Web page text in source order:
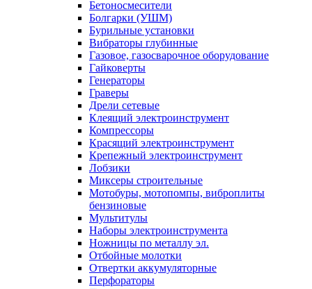
Бетоносмесители
Болгарки (УШМ)
Бурильные установки
Вибраторы глубинные
Газовое, газосварочное оборудование
Гайковерты
Генераторы
Граверы
Дрели сетевые
Клеящий электроинструмент
Компрессоры
Красящий электроинструмент
Крепежный электроинструмент
Лобзики
Миксеры строительные
Мотобуры, мотопомпы, виброплиты
бензиновые
Мультитулы
Наборы электроинструмента
Ножницы по металлу эл.
Отбойные молотки
Отвертки аккумуляторные
Перфораторы